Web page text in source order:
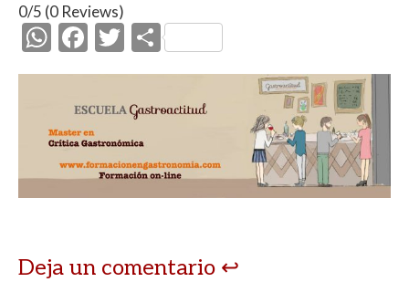
0/5 (0 Reviews)
W
h
at
s
A
p
F
ac
e
b
o
o
T
w
itt
er
C
o
p
ar
ti
Deja un comentario